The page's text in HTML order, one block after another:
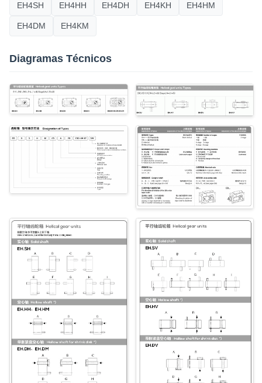
EH4SH EH4HH EH4DH EH4KH EH4HM
EH4DM EH4KM
Diagramas Técnicos